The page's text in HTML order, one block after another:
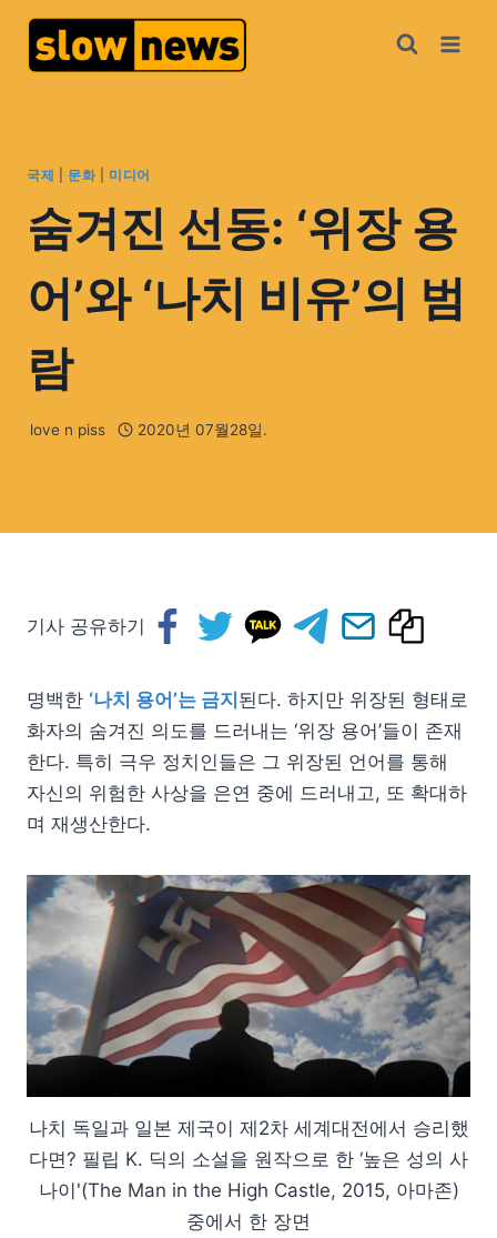
국제 문화| 미디어
숨겨진 선동: ‘위장 용
어’와 ‘나치 비유’의 범
람
love n piss 2020년 07월28일.
기사 공유하기
명백한 ‘나치 용어’는 금지 된다. 하지만 위장된 형태로
화자의 숨겨진 의도를 드러내는 ‘위장 용어’들이 존재
한다. 특히 극우 정치인들은 그 위장된 언어를 통해
자신의 위험한 사상을 은연 중에 드러내고, 또 확대하
며 재생산한다.
나치 독일과 일본 제국이 제2차 세계대전에서 승리했
다면? 필립 K. 딕의 소설을 원작으로 한 ‘높은 성의 사
나이'(The Man in the High Castle, 2015, 아마존)
중에서 한 장면